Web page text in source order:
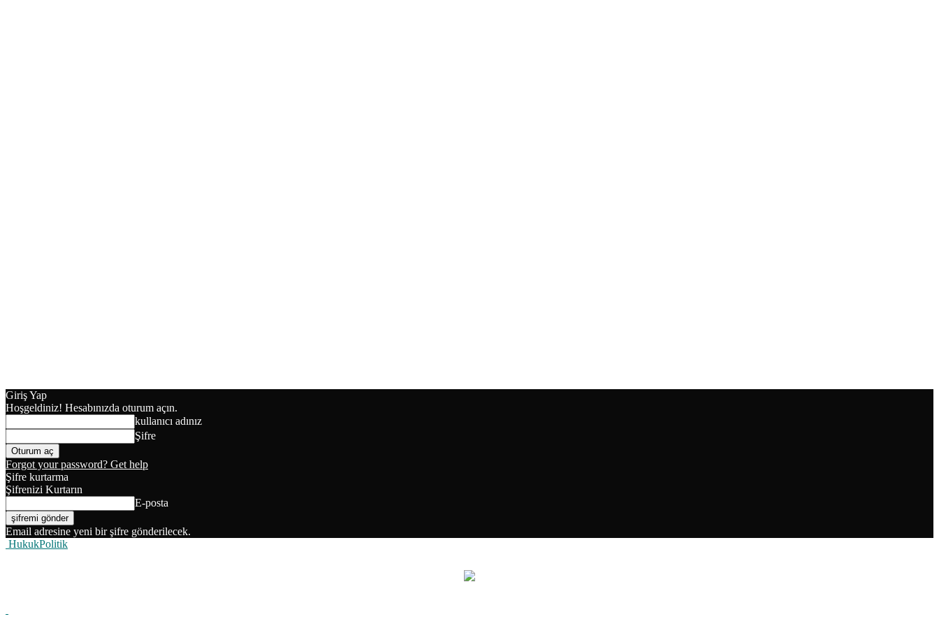
Giriş Yap
Hoşgeldiniz! Hesabınızda oturum açın.
kullanıcı adınız
Şifre
Forgot your password? Get help
Şifre kurtarma
Şifrenizi Kurtarın
E-posta
Email adresine yeni bir şifre gönderilecek.
HukukPolitik